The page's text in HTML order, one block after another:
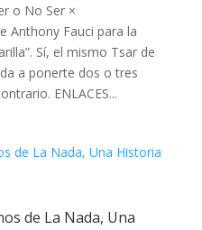
o No Ser ×
Anthony Fauci para la
Sí, el mismo Tsar de
a ponerte dos o tres
ENLACES...
de La Nada, Una